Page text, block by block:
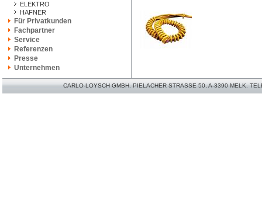
ELEKTRO
HAFNER
Für Privatkunden
Fachpartner
Service
Referenzen
Presse
Unternehmen
CARLO-LOYSCH GMBH. PIELACHER STRASSE 50, A-3390 MELK.